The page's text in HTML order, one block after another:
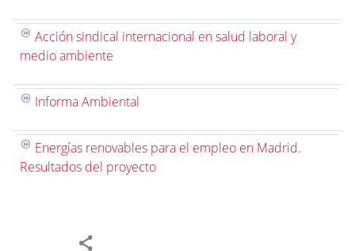
Acción sindical internacional en salud laboral y
medio ambiente
Informa Ambiental
Energías renovables para el empleo en Madrid.
Resultados del proyecto